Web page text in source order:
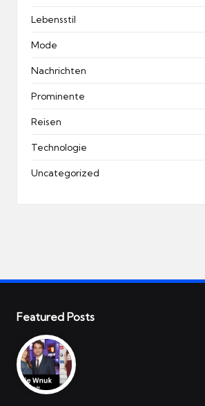
Lebensstil
Mode
Nachrichten
Prominente
Reisen
Technologie
Uncategorized
Featured Posts